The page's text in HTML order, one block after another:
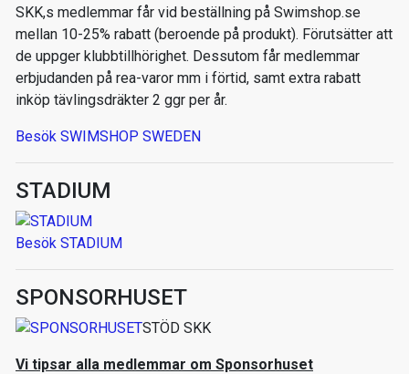
SKK,s medlemmar får vid beställning på Swimshop.se
mellan 10-25% rabatt (beroende på produkt). Förutsätter att
de uppger klubbtillhörighet. Dessutom får medlemmar
erbjudanden på rea-varor mm i förtid, samt extra rabatt
inköp tävlingsdräkter 2 ggr per år.
Besök SWIMSHOP SWEDEN
STADIUM
Besök STADIUM
SPONSORHUSET
STÖD SKK
Vi tipsar alla medlemmar om Sponsorhuset